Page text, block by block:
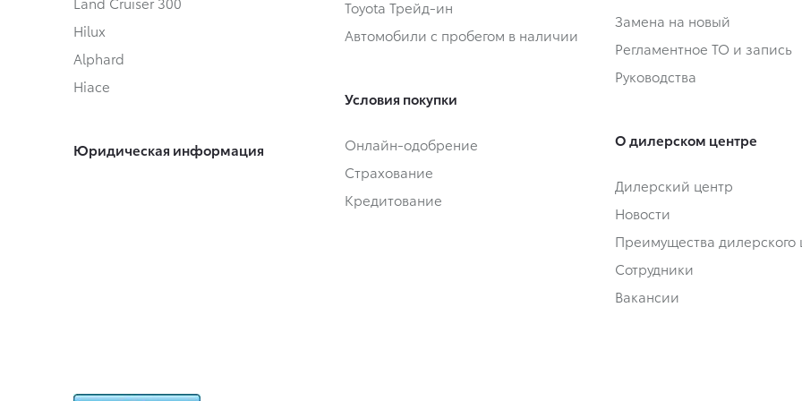
Hilux
Alphard
Hiace
Юридическая информация
Toyota Трейд-ин
Автомобили с пробегом в наличии
Условия покупки
Онлайн-одобрение
Страхование
Кредитование
Замена на новый
Регламентное ТО и запись
Руководства
О дилерском центре
Дилерский центр
Новости
Преимущества дилерского
Сотрудники
Вакансии